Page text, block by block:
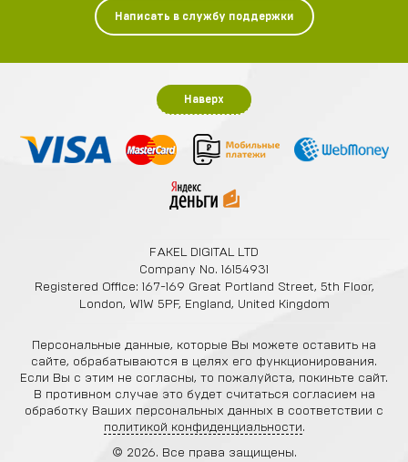
Написать в службу поддержки
Наверх
FAKEL DIGITAL LTD
Company No. 16154931
Registered Office: 167-169 Great Portland Street, 5th Floor,
London, W1W 5PF, England, United Kingdom
Персональные данные, которые Вы можете оставить на
сайте, обрабатываются в целях его функционирования.
Если Вы с этим не согласны, то пожалуйста, покиньте сайт.
В противном случае это будет считаться согласием на
обработку Ваших персональных данных в соответствии с
политикой конфиденциальности.
© 2026. Все права защищены.